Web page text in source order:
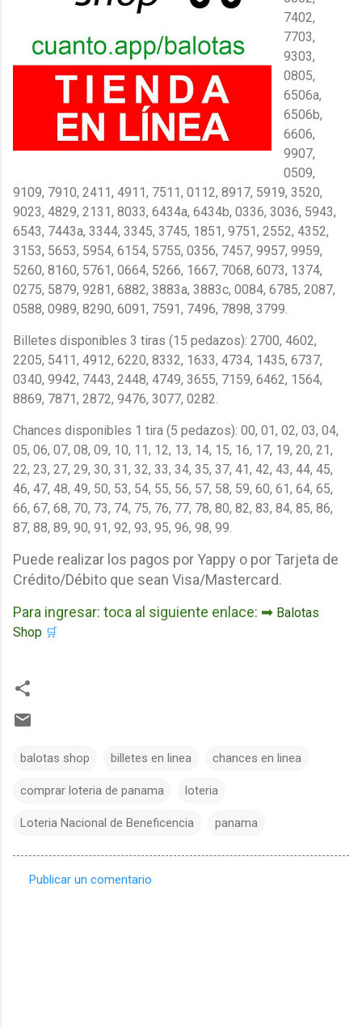
7402,
7703,
9303,
0805,
6506a,
6506b,
6606,
9907,
0509,
9109, 7910, 2411, 4911, 7511, 0112, 8917, 5919, 3520,
9023, 4829, 2131, 8033, 6434a, 6434b, 0336, 3036, 5943,
6543, 7443a, 3344, 3345, 3745, 1851, 9751, 2552, 4352,
3153, 5653, 5954, 6154, 5755, 0356, 7457, 9957, 9959,
5260, 8160, 5761, 0664, 5266, 1667, 7068, 6073, 1374,
0275, 5879, 9281, 6882, 3883a, 3883c, 0084, 6785, 2087,
0588, 0989, 8290, 6091, 7591, 7496, 7898, 3799.
Billetes disponibles 3 tiras (15 pedazos): 2700, 4602,
2205, 5411, 4912, 6220, 8332, 1633, 4734, 1435, 6737,
0340, 9942, 7443, 2448, 4749, 3655, 7159, 6462, 1564,
8869, 7871, 2872, 9476, 3077, 0282.
Chances disponibles 1 tira (5 pedazos): 00, 01, 02, 03, 04,
05, 06, 07, 08, 09, 10, 11, 12, 13, 14, 15, 16, 17, 19, 20, 21,
22, 23, 27, 29, 30, 31, 32, 33, 34, 35, 37, 41, 42, 43, 44, 45,
46, 47, 48, 49, 50, 53, 54, 55, 56, 57, 58, 59, 60, 61, 64, 65,
66, 67, 68, 70, 73, 74, 75, 76, 77, 78, 80, 82, 83, 84, 85, 86,
87, 88, 89, 90, 91, 92, 93, 95, 96, 98, 99.
Puede realizar los pagos por Yappy o por Tarjeta de
Crédito/Débito que sean Visa/Mastercard.
Para ingresar: toca al siguiente enlace: ➡ Balotas
Shop 🛒
balotas shop billetes en linea chances en linea
comprar loteria de panama loteria
Loteria Nacional de Beneficencia panama
Publicar un comentario